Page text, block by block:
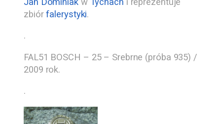
zbiórfalerystyki.
.
FAL51 BOSCH – 25 – Srebrne (próba 935) /
2009 rok.
.